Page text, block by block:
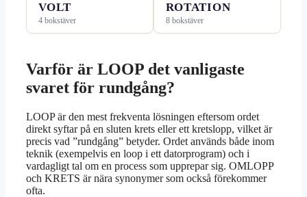
VOLT
4 bokstäver
ROTATION
8 bokstäver
Varför är LOOP det vanligaste
svaret för rundgång?
LOOP är den mest frekventa lösningen eftersom ordet
direkt syftar på en sluten krets eller ett kretslopp, vilket är
precis vad ”rundgång” betyder. Ordet används både inom
teknik (exempelvis en loop i ett datorprogram) och i
vardagligt tal om en process som upprepar sig. OMLOPP
och KRETS är nära synonymer som också förekommer
ofta.